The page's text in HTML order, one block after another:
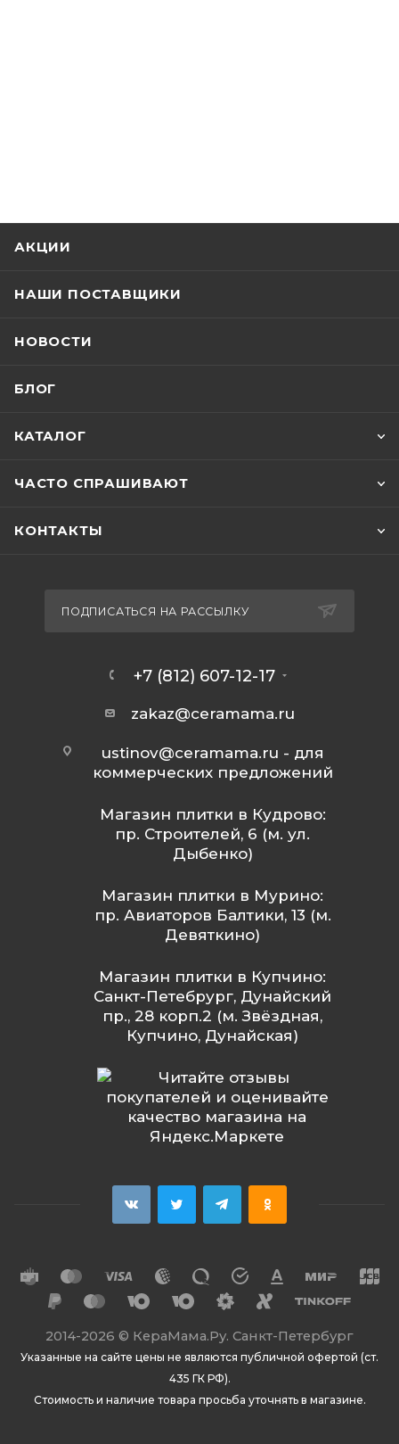
АКЦИИ
НАШИ ПОСТАВЩИКИ
НОВОСТИ
БЛОГ
КАТАЛОГ
ЧАСТО СПРАШИВАЮТ
КОНТАКТЫ
ПОДПИСАТЬСЯ НА РАССЫЛКУ
+7 (812) 607-12-17
zakaz@ceramama.ru
ustinov@ceramama.ru - для
коммерческих предложений
Магазин плитки в Кудрово:
пр. Строителей, 6 (м. ул.
Дыбенко)
Магазин плитки в Мурино:
пр. Авиаторов Балтики, 13 (м.
Девяткино)
Магазин плитки в Купчино:
Санкт-Петебрург, Дунайский
пр., 28 корп.2 (м. Звёздная,
Купчино, Дунайская)
2014-2026 © КераМама.Ру. Санкт-Петербург
Указанные на сайте цены не являются публичной офертой (ст.
435 ГК РФ).
Стоимость и наличие товара просьба уточнять в магазине.